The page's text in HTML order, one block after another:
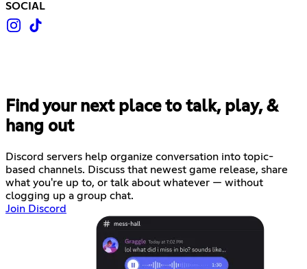
SOCIAL
Find your next place to talk, play, &
hang out
Discord servers help organize conversation into topic-
based channels. Discuss that newest game release, share
what you're up to, or talk about whatever — without
clogging up a group chat.
Join Discord